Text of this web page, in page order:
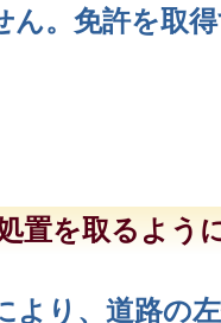
。免許を取
置を取るよう
り、道路の